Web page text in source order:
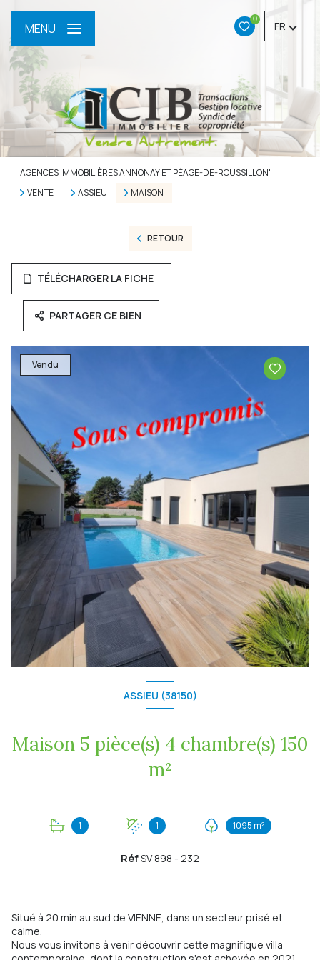
0
FR
MENU
AGENCES IMMOBILIÈRES ANNONAY ET PÉAGE-DE-ROUSSILLON"
VENTE
ASSIEU MAISON
RETOUR
TÉLÉCHARGER LA FICHE
PARTAGER CE BIEN
Vendu
ASSIEU (38150)
Maison 5 pièce(s) 4 chambre(s) 150
m²
1 1 1095 m²
RéfSV 898 - 232
Situé à 20 min au sud de VIENNE, dans un secteur prisé et
calme,
Nous vous invitons à venir découvrir cette magnifique villa